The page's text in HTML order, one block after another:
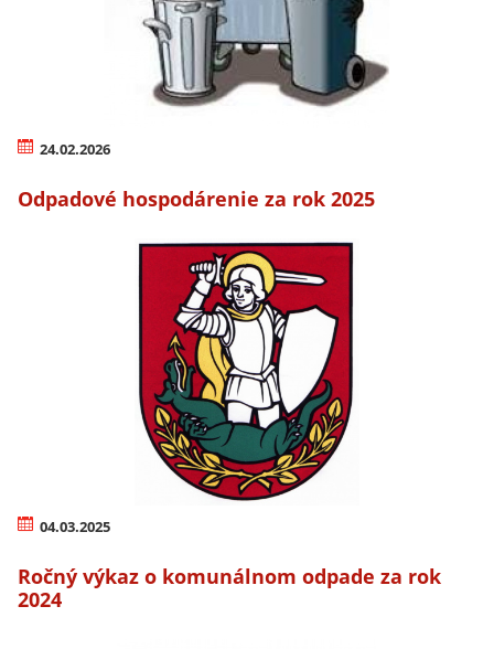
24.02.2026
Odpadové hospodárenie za rok 2025
04.03.2025
Ročný výkaz o komunálnom odpade za rok
2024